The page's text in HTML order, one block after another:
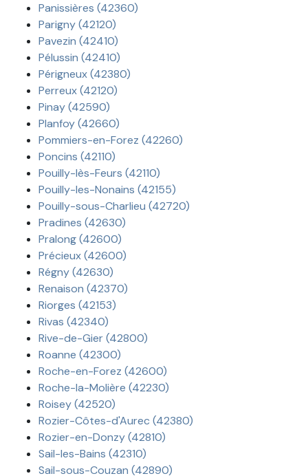
Panissières (42360)
Parigny (42120)
Pavezin (42410)
Pélussin (42410)
Périgneux (42380)
Perreux (42120)
Pinay (42590)
Planfoy (42660)
Pommiers-en-Forez (42260)
Poncins (42110)
Pouilly-lès-Feurs (42110)
Pouilly-les-Nonains (42155)
Pouilly-sous-Charlieu (42720)
Pradines (42630)
Pralong (42600)
Précieux (42600)
Régny (42630)
Renaison (42370)
Riorges (42153)
Rivas (42340)
Rive-de-Gier (42800)
Roanne (42300)
Roche-en-Forez (42600)
Roche-la-Molière (42230)
Roisey (42520)
Rozier-Côtes-d'Aurec (42380)
Rozier-en-Donzy (42810)
Sail-les-Bains (42310)
Sail-sous-Couzan (42890)